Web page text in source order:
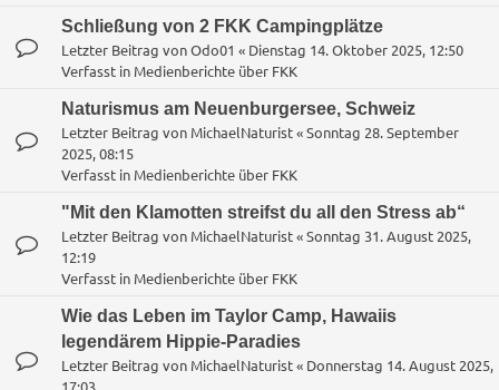
Schließung von 2 FKK Campingplätze
Letzter Beitrag vonOdo01 « Dienstag 14. Oktober 2025, 12:50
Verfasst in Medienberichte über FKK
Naturismus am Neuenburgersee, Schweiz
Letzter Beitrag von MichaelNaturist«Sonntag 28. September
2025, 08:15
Verfasst in Medienberichte über FKK
"Mit den Klamotten streifst du all den Stress ab“
Letzter Beitrag von MichaelNaturist«Sonntag 31. August 2025,
12:19
Verfasst in Medienberichte über FKK
Wie das Leben im Taylor Camp, Hawaiis
legendärem Hippie-Paradies
Letzter Beitrag von MichaelNaturist« Donnerstag 14. August 2025,
17:03